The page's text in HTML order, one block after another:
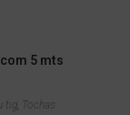
5 mts
tig, Tochas